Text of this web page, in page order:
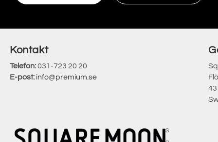
Kontakt
Telefon:031-723 20 20
E-post: info@premium.se
S